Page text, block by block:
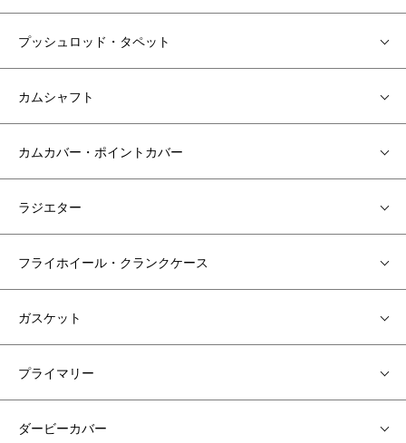
プッシュロッド・タペット
カムシャフト
カムカバー・ポイントカバー
ラジエター
フライホイール・クランクケース
ガスケット
プライマリー
ダービーカバー